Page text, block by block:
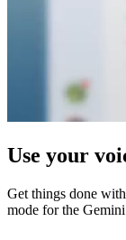
Use your
Get things done
mode for the